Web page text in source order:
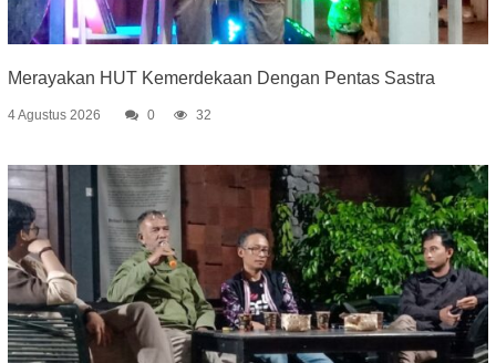
Merayakan HUT Kemerdekaan Dengan Pentas Sastra
4 Agustus 2026 0 32